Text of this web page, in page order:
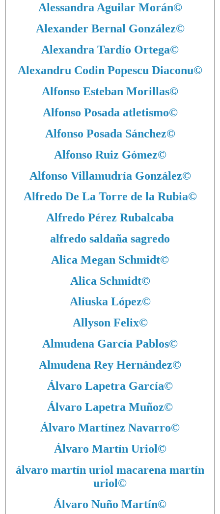
Alessandra Aguilar Morán©
Alexander Bernal González©
Alexandra Tardío Ortega©
Alexandru Codin Popescu Diaconu©
Alfonso Esteban Morillas©
Alfonso Posada atletismo©
Alfonso Posada Sánchez©
Alfonso Ruiz Gómez©
Alfonso Villamudría González©
Alfredo De La Torre de la Rubia©
Alfredo Pérez Rubalcaba
alfredo saldaña sagredo
Alica Megan Schmidt©
Alica Schmidt©
Aliuska López©
Allyson Felix©
Almudena García Pablos©
Almudena Rey Hernández©
Álvaro Lapetra García©
Álvaro Lapetra Muñoz©
Álvaro Martínez Navarro©
Álvaro Martín Uriol©
álvaro martín uriol macarena martín
uriol ©
Álvaro Nuño Martín©